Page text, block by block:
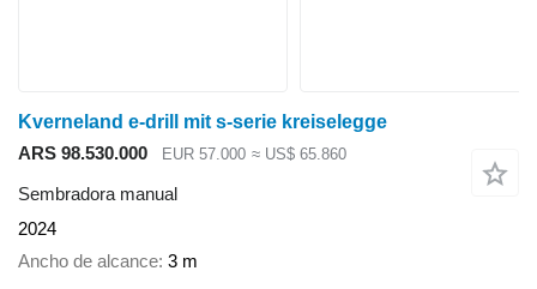
Kverneland e-drill mit s-serie kreiselegge
ARS 98.530.000
EUR 57.000 ≈ US$ 65.860
Sembradora manual
2024
Ancho de alcance 3 m